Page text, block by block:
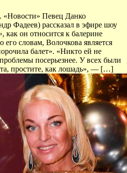
«Новости» Певец Данко
Фадеев) рассказал в эфире шоу
он относится к балерине
словам, Волочкова является
балет». «Никто ей не
посерьезнее. У всех были
простите, как лошадь», — […]